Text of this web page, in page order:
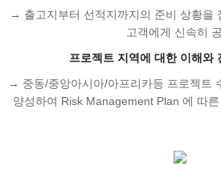
→ 출고지부터 선적지까지의 준비 상황을
고객에게 신속히
프로젝트 지역에 대한 이해와
→ 중동/중앙아시아/아프리카등 프로젝트
양성하여 Risk Management Plan 에 따